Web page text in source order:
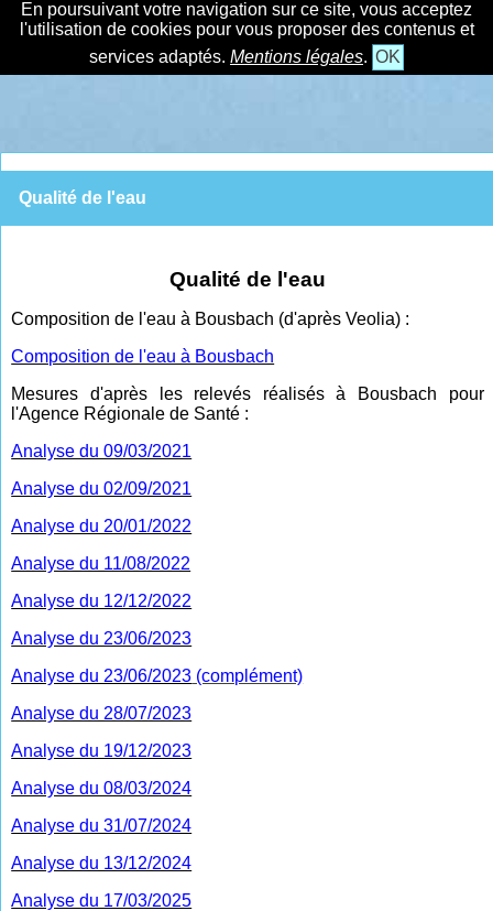
En poursuivant votre navigation sur ce site, vous acceptez
l'utilisation de cookies pour vous proposer des contenus et
services adaptés. Mentions légales. OK
Qualité de l'eau
Qualité de l'eau
Composition de l'eau à Bousbach (d'après Veolia) :
Composition de l'eau à Bousbach
Mesures d'après les relevés réalisés à Bousbach pour
l'Agence Régionale de Santé :
Analyse du 09/03/2021
Analyse du 02/09/2021
Analyse du 20/01/2022
Analyse du 11/08/2022
Analyse du 12/12/2022
Analyse du 23/06/2023
Analyse du 23/06/2023 (complément)
Analyse du 28/07/2023
Analyse du 19/12/2023
Analyse du 08/03/2024
Analyse du 31/07/2024
Analyse du 13/12/2024
Analyse du 17/03/2025